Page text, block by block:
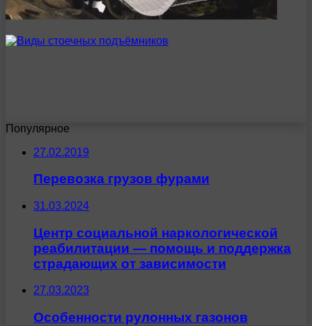
Популярное
27.02.2019
Перевозка грузов фурами
31.03.2024
Центр социальной наркологической
реабилитации — помощь и поддержка
страдающих от зависимости
27.03.2023
Особенности рулонных газонов